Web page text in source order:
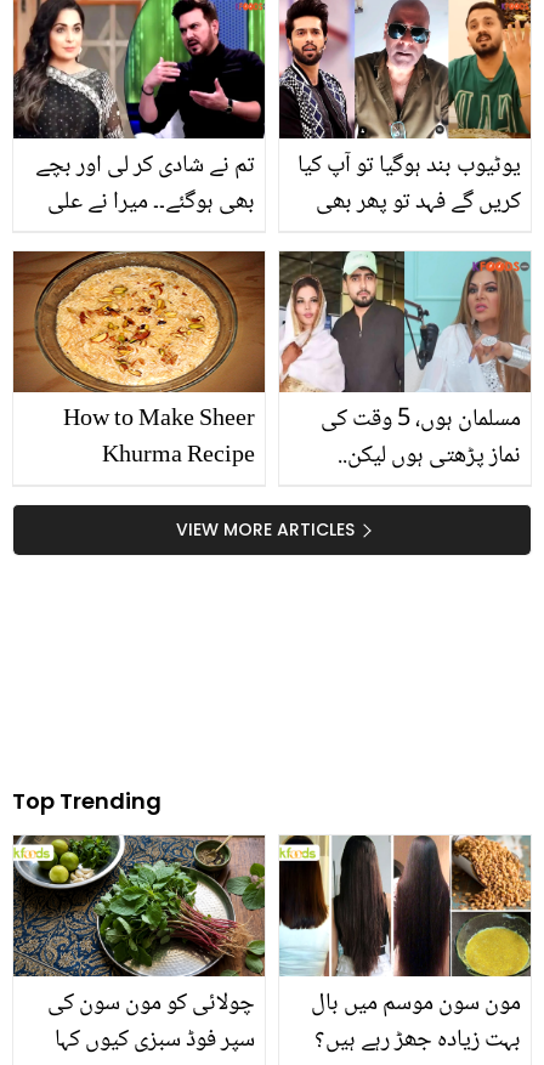
کس بات نے شبیر جان کر
پریشان کردیا تھا؟
بنا ڈالی؟ مداح تشویش
میں پڑ گئے
تم نے شادی کر لی اور بچے
بھی ہوگئے۔۔ میرا نے علی
تھو جو وہ آج تک نہیں
بھولے؟
یوٹیوب بند ہوگیا تو آپ کیا
کریں گے فہد تو پھر بھی
کی تنقید پر شمعون عباسی
بھی کود پڑے ! آڑے ہاتھوں
لے لیا
How to Make Sheer
Khurma Recipe
مسلمان ہوں، 5 وقت کی
نماز پڑھتی ہوں لیکن..
راکھی ساونت کن حالات کا
شکار ہوگئیں؟ دیکھیں
VIEW MORE ARTICLES
Top Trending
چولائی کو مون سون کی
سپر فوڈ سبزی کیوں کہا
مون سون موسم میں بال
بہت زیادہ جھڑ رہے ہیں؟